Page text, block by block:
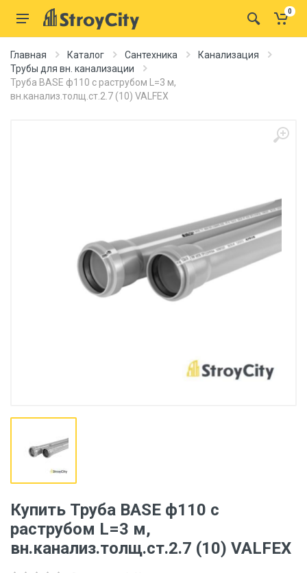
0
Главная Каталог Сантехника
Канализация
Трубы для вн. канализации
Труба BASE ф110 с раструбом L=3 м,
вн.канализ.толщ.ст.2.7 (10) VALFEX
Купить Труба BASE ф110 с
раструбом L=3 м,
вн.канализ.толщ.ст.2.7 (10) VALFEX